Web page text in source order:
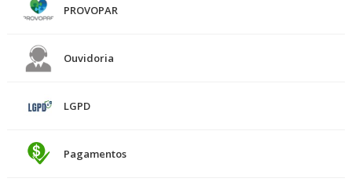
PROVOPAR
Ouvidoria
LGPD
Pagamentos